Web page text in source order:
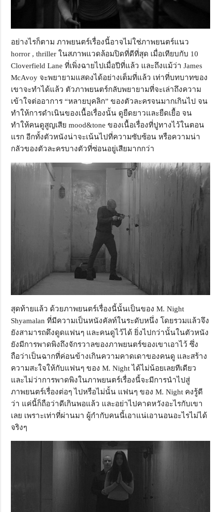
อย่างไรก็ตาม ภาพยนตร์เรื่องนี้อาจไม่ใช่ภาพยนตร์แนว
horror , thriller ในสภาพแวดล้อมปิดที่ดีที่สุด เมื่อเทียบกับ 10
Cloverfield Lane ที่เพิ่งฉายไปเมื่อปีที่แล้ว และถึงแม้ว่า James
McAvoy จะพยายามแสดงได้อย่างเต็มที่แล้ว เท่าที่บทบาทของ
เขาจะทำได้แล้ว ตัวภาพยนตร์กลับพยายามที่จะเล่าถึงความ
เข้าใจต่ออาการ “หลายบุคลิก” ของตัวละครจนมากเกินไป จน
ทำให้การดำเนินของเนื้อเรื่องนั้น ดูยืดยาวและยืดเยื้อ จน
ทำให้คนดูสูญเสีย mood&tone ของเนื้อเรื่องที่ปูทางไว้ในตอน
แรก อีกทั้งตัวหนังน่าจะเน้นไปที่ความซับซ้อน หรือความน่า
กลัวของตัวละครบางตัวที่ซ่อนอยู่เสียมากกว่า
สุดท้ายแล้ว ด้วยภาพยนตร์เรื่องนี้นั้นเป็นของ M. Night
Shyamalan ที่มีความเป็นหนังคัลท์ในระดับหนึ่ง โดยรวมแล้วจึง
ยังสามารถดึงดูดแฟนๆ และคนดูไว้ได้ ยิ่งไปกว่านั้นในตัวหนัง
ยังมีการพาดพิงถึงจักรวาลของภาพยนตร์ของเขาเอาไว้ ซึ่ง
ถือว่าเป็นฉากที่ค่อนข้างเกินความคาดเดาของคนดู และสร้าง
ความสะใจให้กับแฟนๆ ของ M. Night ได้ไม่น้อยเลยทีเดียว
และไม่ว่าการพาดพิงในภาพยนตร์เรื่องนี้จะมีการนำไปสู่
ภาพยนตร์เรื่องต่อๆ ไปหรือไม่นั้น แฟนๆ ของ M. Night คงรู้ดี
ว่า แค่นี้ก็ถือว่าดีเกินพอแล้ว และอย่าไปคาดหวังอะไรกับเขา
เลย เพราะเท่าที่ผ่านมา ผู้กำกับคนนี้เอาแน่เอานอนอะไรไม่ได้
จริงๆ